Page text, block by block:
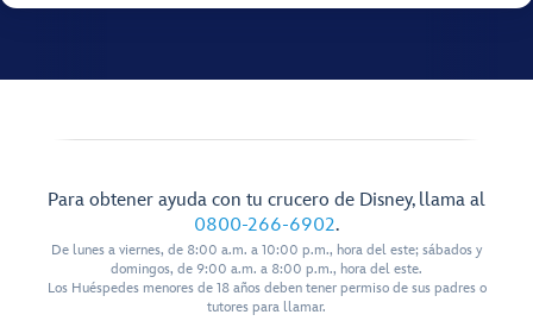
Para obtener ayuda con tu crucero de Disney, llama al
0800-266-6902.
De lunes a viernes, de 8:00 a.m. a 10:00 p.m., hora del este; sábados y
domingos, de 9:00 a.m. a 8:00 p.m., hora del este.
Los Huéspedes menores de 18 años deben tener permiso de sus padres o
tutores para llamar.